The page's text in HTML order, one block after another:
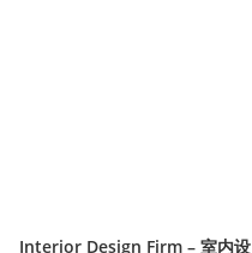
Interior Design Firm – 室内设